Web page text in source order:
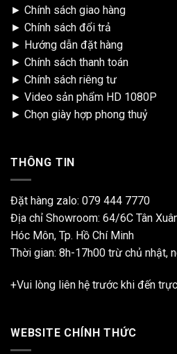
► Chính sách giao hàng
► Chính sách đổi trả
► Hướng dẫn đặt hàng
► Chính sách thanh toán
► Chính sách riêng tư
► Video sản phẩm HD 1080P
► Chọn giày hợp phong thuỷ
THÔNG TIN
Đặt hàng zalo: 079 444 7770
Địa chỉ Showroom: 64/6C Tân
Hóc Môn, Tp. Hồ Chí Minh
Thời gian: 8h-17h00 trừ chủ nhật,
+Vui lòng liên hệ trước khi đến
WEBSITE CHÍNH THỨC